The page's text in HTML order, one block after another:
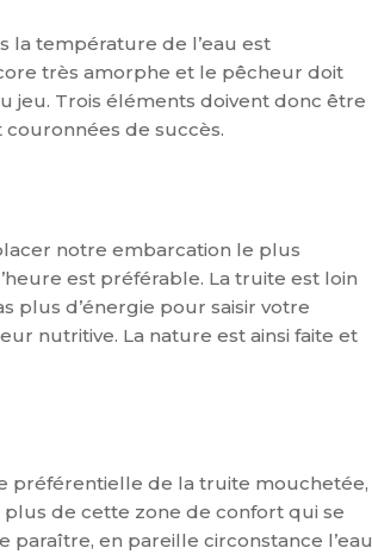
la température de l’eau est
très amorphe et le pêcheur doit
jeu. Trois éléments doivent donc être
de succès.
notre embarcation le plus
est préférable. La truite est loin
plus d’énergie pour saisir votre
nutritive. La nature est ainsi faite et
préférentielle de la truite mouchetée,
de cette zone de confort qui se
paraître, en pareille circonstance l’eau